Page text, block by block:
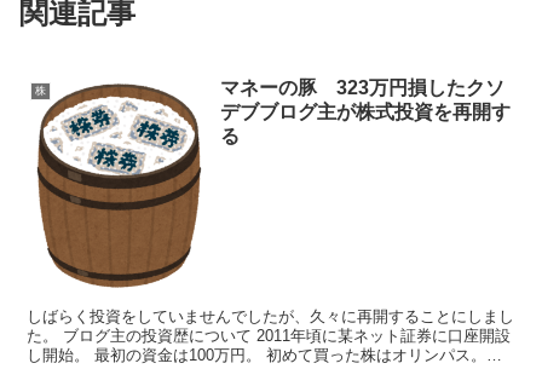
関連記事
株
マネーの豚 323万円損したクソ
デブブログ主が株式投資を再開す
る
しばらく投資をしていませんでしたが、久々に再開することにしまし
た。 ブログ主の投資歴について 2011年頃に某ネット証券に口座開設
し開始。 最初の資金は100万円。 初めて買った株はオリンパス。し